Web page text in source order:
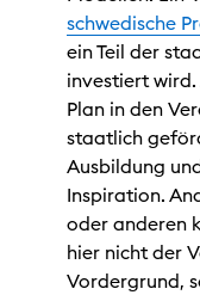
schwedische
ein Teil der
investiert
Plan in den
staatlich
Ausbildung
Inspiration.
oder anderen
hier nicht der
Vordergrund,